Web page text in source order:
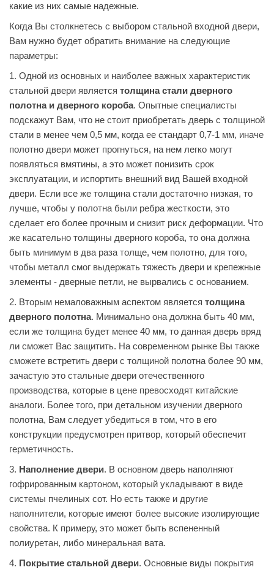
какие из них самые надежные.
Когда Вы столкнетесь с выбором стальной входной двери,
Вам нужно будет обратить внимание на следующие
параметры:
1. Одной из основных и наиболее важных характеристик
стальной двери является толщина стали дверного
полотна и дверного короба. Опытные специалисты
подскажут Вам, что не стоит приобретать дверь с толщиной
стали в менее чем 0,5 мм, когда ее стандарт 0,7-1 мм, иначе
полотно двери может прогнуться, на нем легко могут
появляться вмятины, а это может понизить срок
эксплуатации, и испортить внешний вид Вашей входной
двери. Если все же толщина стали достаточно низкая, то
лучше, чтобы у полотна были ребра жесткости, это
сделает его более прочным и снизит риск деформации. Что
же касательно толщины дверного короба, то она должна
быть минимум в два раза толще, чем полотно, для того,
чтобы металл смог выдержать тяжесть двери и крепежные
элементы - дверные петли, не вырвались с основанием.
2. Вторым немаловажным аспектом является толщина
дверного полотна. Минимально она должна быть 40 мм,
если же толщина будет менее 40 мм, то данная дверь вряд
ли сможет Вас защитить. На современном рынке Вы также
сможете встретить двери с толщиной полотна более 90 мм,
зачастую это стальные двери отечественного
производства, которые в цене превосходят китайские
аналоги. Более того, при детальном изучении дверного
полотна, Вам следует убедиться в том, что в его
конструкции предусмотрен притвор, который обеспечит
герметичность.
3. Наполнение двери. В основном дверь наполняют
гофрированным картоном, который укладывают в виде
системы пчелиных сот. Но есть также и другие
наполнители, которые имеют более высокие изолирующие
свойства. К примеру, это может быть вспененный
полиуретан, либо минеральная вата.
4. Покрытие стальной двери. Основные виды покрытия